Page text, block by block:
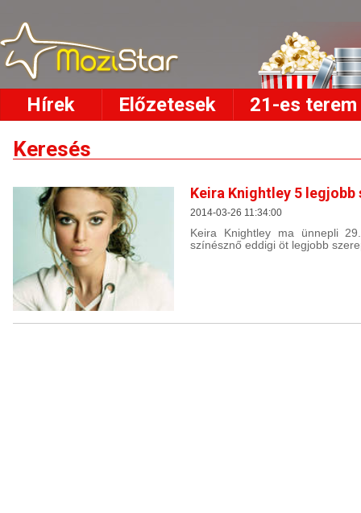
Hírek Előzetesek 21-es terem
Keresés
Keira Knightley 5 legjobb
2014-03-26 11:34:00
Keira Knightley ma ünnepli
színésznő eddigi öt legjobb